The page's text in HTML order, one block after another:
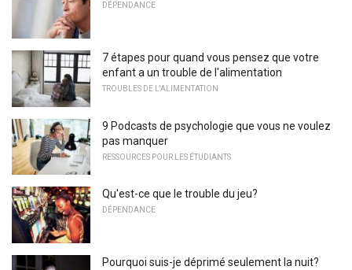
DÉPENDANCE
7 étapes pour quand vous pensez que votre
enfant a un trouble de l'alimentation
TROUBLES DE L'ALIMENTATION
9 Podcasts de psychologie que vous ne voulez
pas manquer
RESSOURCES POUR LES ÉTUDIANTS
Qu'est-ce que le trouble du jeu?
DÉPENDANCE
Pourquoi suis-je déprimé seulement la nuit?